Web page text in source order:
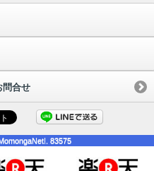
問合せ
83575